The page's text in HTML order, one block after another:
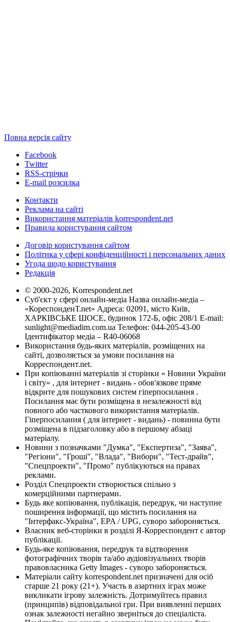
Повна версія сайту
Facebook
Twitter
RSS-стрічки
E-mail розсилка
Контакти
Реклама на сайті
Використання матеріалів korrespondent.net
Правила користування сайтом
Договір користування сайтом
Політика у сфері конфіденційності і персональних даних
Угода щодо користування
Редакція
© 2000-2026, Korrespondent.net
Суб'єкт у сфері онлайн-медіа Назва онлайн-медіа –
«КореспонденТ.net» Адреса: 02091, місто Київ,
ХАРКІВСЬКЕ ШОСЕ, будинок 172-Б, офіс 208/1 E-mail:
sunlight@mediadim.com.ua Телефон: 044-205-43-00
Ідентифікатор медіа – R40-06068
Використання будь-яких матеріалів, розміщених на
сайті, дозволяється за умови посилання на
Корреспондент.net.
При копіюванні матеріалів зі сторінки « Новини України
і світу» , для інтернет - видань - обов'язкове пряме
відкрите для пошукових систем гіперпосилання .
Посилання має бути розміщена в незалежності від
повного або часткового використання матеріалів.
Гіперпосилання ( для інтернет - видань) - повинна бути
розміщена в підзаголовку або в першому абзаці
матеріалу.
Новини з позначками "Думка", "Експертиза", "Заява",
"Регіони", "Гроші", "Влада", "Вибори", "Тест-драйв",
"Спецпроекти", "Промо" публікуються на правах
реклами.
Розділ Спецпроекти створюється спільно з
комерційними партнерами.
Будь яке копіювання, публікація, передрук, чи наступне
поширення інформації, що містить посилання на
"Інтерфакс-Україна", EPA / UPG, суворо забороняється.
Власник веб-сторінки в розділі Я-Корреспондент є автор
публікації.
Будь-яке копіювання, передрук та відтворення
фотографічних творів та/або аудіовізуальних творів
правовласника Getty Images - суворо забороняється.
Матеріали сайту korrespondent.net призначені для осіб
старше 21 року (21+). Участь в азартних іграх може
викликати ігрову залежність. Дотримуйтесь правил
(принципів) відповідальної гри. При виявленні перших
ознак залежності негайно зверніться до спеціаліста.